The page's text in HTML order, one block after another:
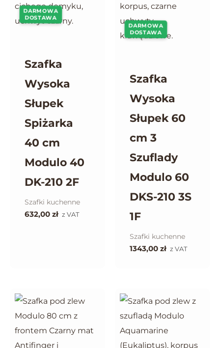
DARMOWA
DOSTAWA
Szafka
Wysoka
Słupek
Spiżarka
40 cm
Modulo 40
DK-210 2F
Szafki kuchenne
632,00 zł z VAT
DARMOWA
DOSTAWA
Szafka
Wysoka
Słupek 60
cm 3
Szuflady
Modulo 60
DKS-210 3S
1F
Szafki kuchenne
1343,00 zł z VAT